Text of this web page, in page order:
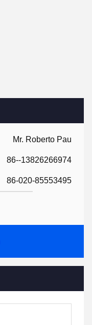
Mr. Roberto Pau
86--13826266974
86-020-85553495